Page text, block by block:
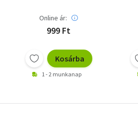
Online ár:
999 Ft
Kosárba
1 - 2 munkanap